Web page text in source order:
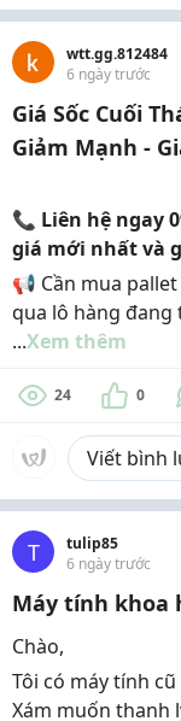
wtt.gg.812484
6 ngày trước
Giá Sốc Cuối
Giảm Mạnh -
📞 Liên hệ ngay
giá mới nhất và
📢 Cần mua
qua lô hàng đang
...Xem thêm
24 0
T
tulip85
6 ngày trước
Máy tính khoa
Chào,
Tôi có máy tính cũ
Xám muốn thanh